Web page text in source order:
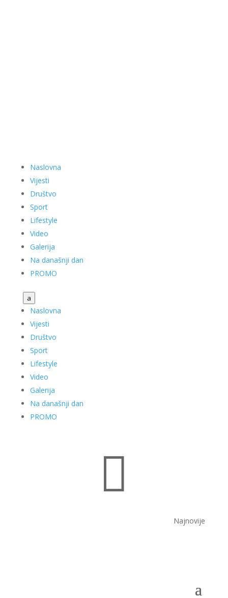
Naslovna
Vijesti
Društvo
Sport
Lifestyle
Video
Galerija
Na današnji dan
PROMO
a
Naslovna
Vijesti
Društvo
Sport
Lifestyle
Video
Galerija
Na današnji dan
PROMO

Najnovije